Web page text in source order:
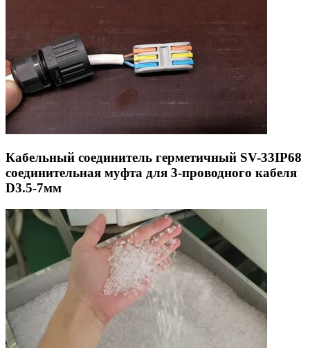
Кабельный соединитель герметичный SV-33IP68
соединительная муфта для 3-проводного кабеля
D3.5-7мм